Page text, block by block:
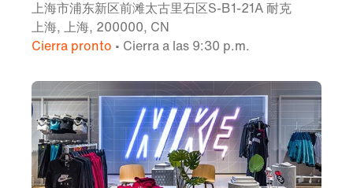
上海市浦东新区前滩太古里石区S-B1-21A 耐克
上海, 上海, 200000, CN
Cierra pronto • Cierra a las 9:30 p.m.